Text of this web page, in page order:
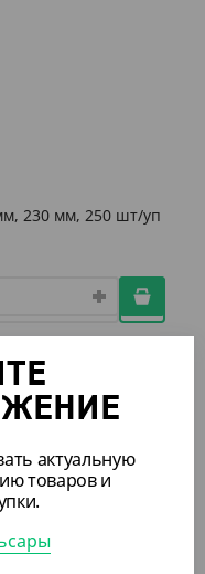
230 мм, 250 шт/уп
актуальную
товаров и